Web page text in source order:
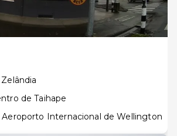
de Taihape
Aeroporto Internacional de Wellington